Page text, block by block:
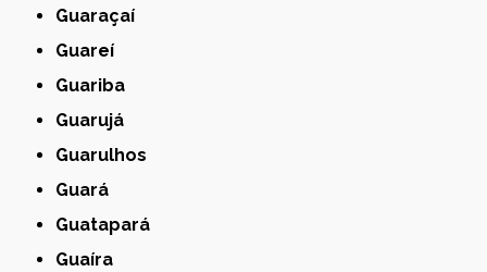
Guaraçaí
Guareí
Guariba
Guarujá
Guarulhos
Guará
Guatapará
Guaíra